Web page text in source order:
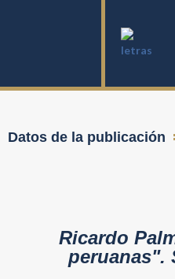
Datos de la publicación
Ricardo
peruanas".